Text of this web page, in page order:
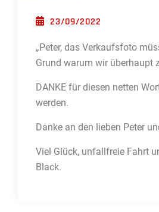
POSTED ON
23/09/2022
„Peter, das Verkaufsfoto
Grund warum wir überhaupt
DANKE für diesen netten
werden.
Danke an den lieben Peter
Viel Glück, unfallfreie Fahrt
Black.